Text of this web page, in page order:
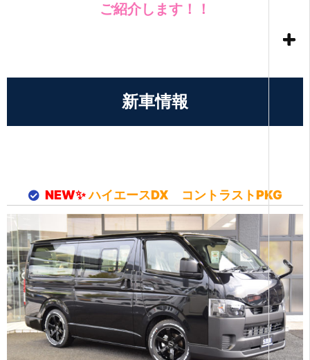
ご紹介します！！
新車情報
NEW✨ハイエースDX コントラストPKG